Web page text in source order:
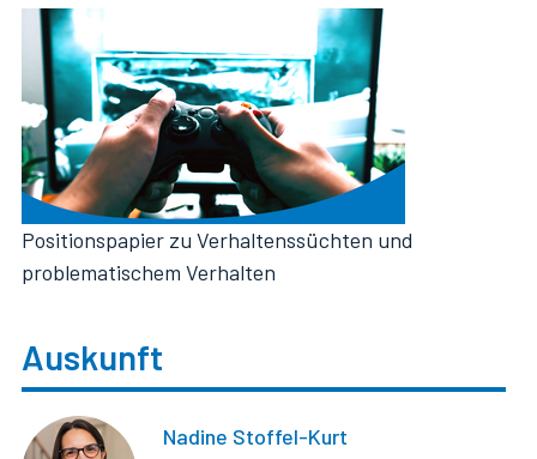
Positionspapier zu Verhaltenssüchten und
problematischem Verhalten
Auskunft
Nadine Stoffel-Kurt